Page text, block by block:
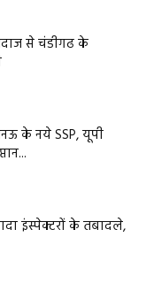
से चंडीगढ के
के नये SSP, यूपी
इंस्पेक्टरों के तबादले,